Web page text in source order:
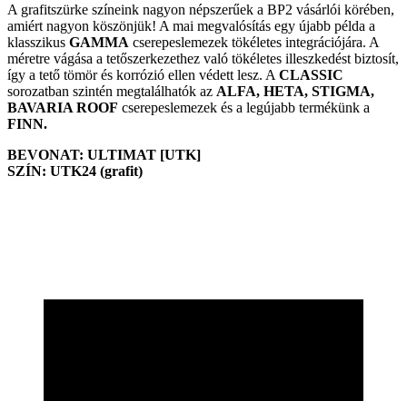
A grafitszürke színeink nagyon népszerűek a BP2 vásárlói körében,
amiért nagyon köszönjük! A mai megvalósítás egy újabb példa a
klasszikus GAMMA cserepeslemezek tökéletes integrációjára. A
méretre vágása a tetőszerkezethez való tökéletes illeszkedést biztosít,
így a tető tömör és korrózió ellen védett lesz. A CLASSIC
sorozatban szintén megtalálhatók az ALFA, HETA, STIGMA,
BAVARIA ROOF cserepeslemezek és a legújabb termékünk a
FINN.
BEVONAT: ULTIMAT [UTK]
SZÍN: UTK24 (grafit)